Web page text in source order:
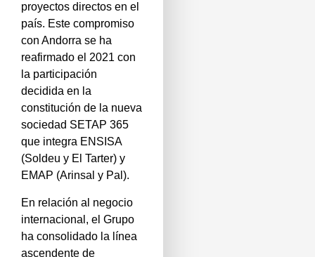
proyectos directos en el
país. Este compromiso
con Andorra se ha
reafirmado el 2021 con
la participación
decidida en la
constitución de la nueva
sociedad SETAP 365
que integra ENSISA
(Soldeu y El Tarter) y
EMAP (Arinsal y Pal).
En relación al negocio
internacional, el Grupo
ha consolidado la línea
ascendente de